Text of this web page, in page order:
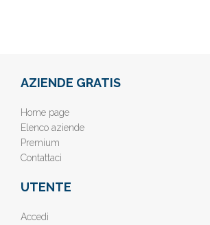
AZIENDE GRATIS
Home page
Elenco aziende
Premium
Contattaci
UTENTE
Accedi